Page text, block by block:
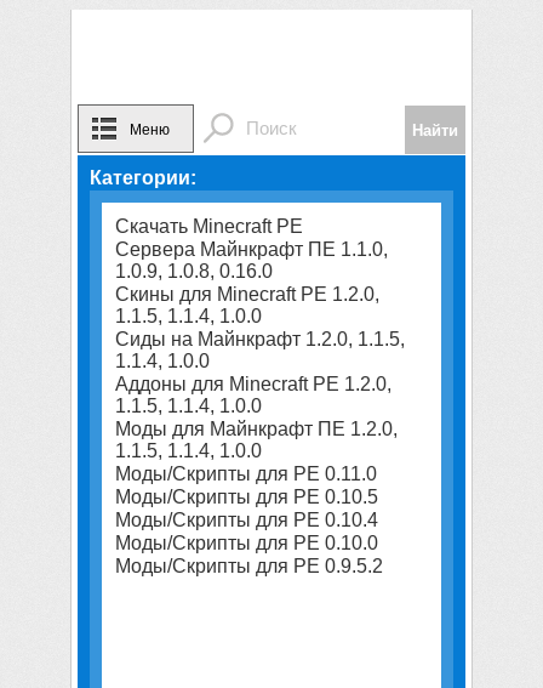
Меню
Категории:
Скачать Minecraft PE
Сервера Майнкрафт ПЕ 1.1.0,
1.0.9, 1.0.8, 0.16.0
Скины для Minecraft PE 1.2.0,
1.1.5, 1.1.4, 1.0.0
Сиды на Майнкрафт 1.2.0, 1.1.5,
1.1.4, 1.0.0
Аддоны для Minecraft PE 1.2.0,
1.1.5, 1.1.4, 1.0.0
Моды для Майнкрафт ПЕ 1.2.0,
1.1.5, 1.1.4, 1.0.0
Моды/Скрипты для PE 0.11.0
Моды/Скрипты для PE 0.10.5
Моды/Скрипты для PE 0.10.4
Моды/Скрипты для PE 0.10.0
Моды/Скрипты для PE 0.9.5.2